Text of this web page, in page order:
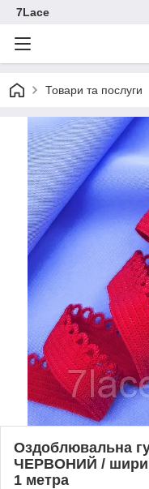
7Lace
Товари та послуги
Оздоблювальна
ЧЕРВОНИЙ /
1 метра